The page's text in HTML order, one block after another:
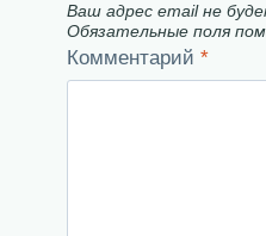
Ваш адрес email не
Обязательные поля
Комментарий *